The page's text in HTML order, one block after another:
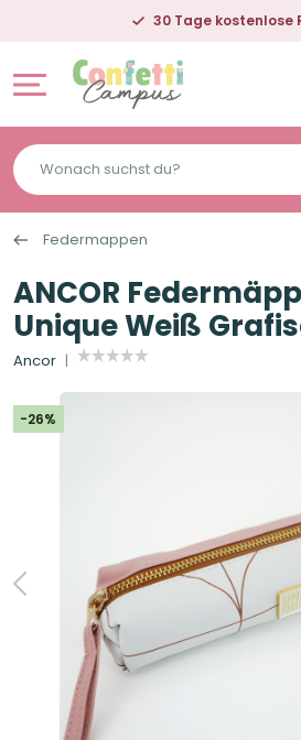
30 Tage kostenlose
Wonach
suchst
du?
Federmappen
ANCOR
Unique Weiß
Ancor
-26%